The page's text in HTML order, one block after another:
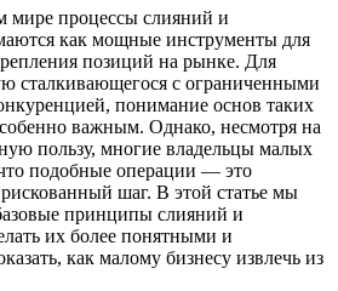
мире процессы слияний и
как мощные инструменты для
позиций на рынке. Для
сталкивающегося с ограниченными
понимание основ таких
важным. Однако, несмотря на
пользу, многие владельцы малых
подобные операции — это
шаг. В этой статье мы
принципы слияний и
их более понятными и
как малому бизнесу извлечь из